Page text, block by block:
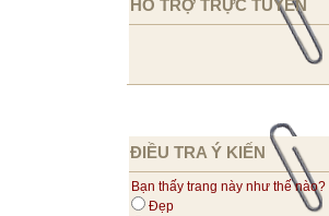
HỖ TRỢ TRỰC TUYẾN
ĐIỀU TRA Ý KIẾN
Bạn thấy trang này như thế nào?
Đẹp